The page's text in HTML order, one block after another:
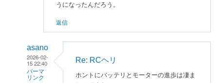
うになったんだろう。
返信
asano
2026-02-
15 22:40
パーマ
リンク
Re: RCヘリ
ホントにバッテリとモーターの進歩は凄ま